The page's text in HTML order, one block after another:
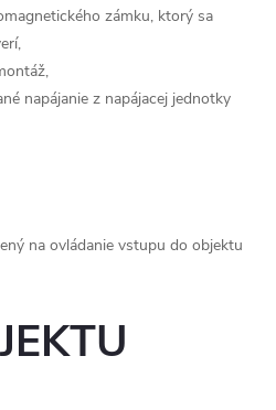
zámku, ktorý sa
napájanie z napájacej jednotky
na ovládanie vstupu do objektu